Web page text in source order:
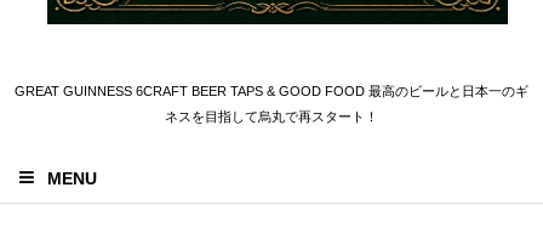
GREAT GUINNESS 6CRAFT BEER TAPS & GOOD FOOD 最高のビールと日本一のギ
ネスを目指して烏丸で再スタート！
MENU